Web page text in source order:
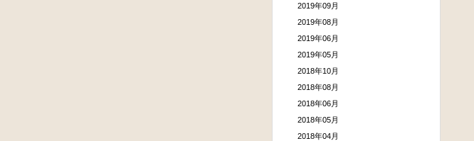
2019年09月
2019年08月
2019年06月
2019年05月
2018年10月
2018年08月
2018年06月
2018年05月
2018年04月